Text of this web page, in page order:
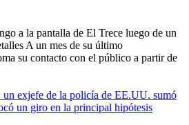
a la pantalla de El Trece luego de un
A un mes de su último
su contacto con el público a partir de